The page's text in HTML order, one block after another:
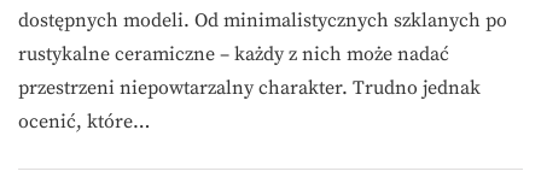
dostępnych modeli. Od minimalistycznych szklanych po
rustykalne ceramiczne – każdy z nich może nadać
przestrzeni niepowtarzalny charakter. Trudno jednak
ocenić, które…